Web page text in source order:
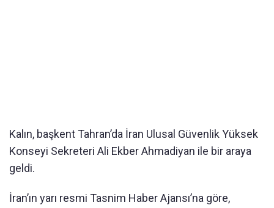
Kalın, başkent Tahran’da İran Ulusal Güvenlik Yüksek
Konseyi Sekreteri Ali Ekber Ahmadiyan ile bir araya
geldi.
İran’ın yarı resmi Tasnim Haber Ajansı’na göre,